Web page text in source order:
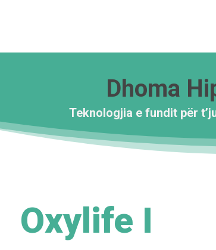
Dhoma
Teknologjia e fundit për
Oxylife I